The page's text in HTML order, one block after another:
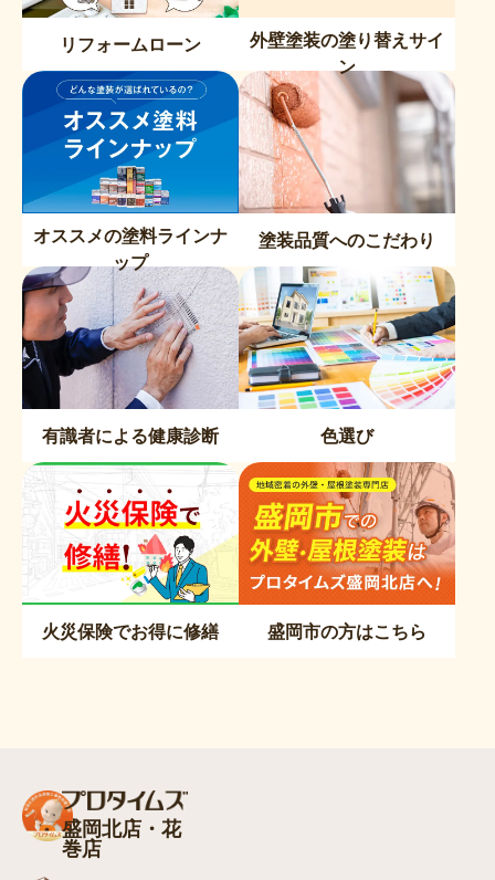
リフォームローン
外壁塗装の塗り替えサイ
ン
オススメの塗料ラインナ
ップ
塗装品質へのこだわり
有識者による健康診断 色選び
火災保険でお得に修繕 盛岡市の方はこちら
盛岡北店・花
巻店